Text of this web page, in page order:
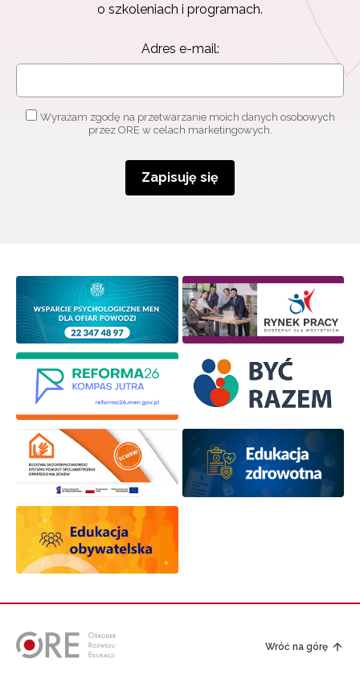
o szkoleniach i programach.
Adres e-mail:
Wyrażam zgodę na przetwarzanie moich danych osobowych
przez ORE w celach marketingowych.
Zapisuję się
Wróć na górę
Adres e-mail:
Wyrażam zgodę na przetwarzanie moich danych
osobowych przez ORE w celach marketingowych.